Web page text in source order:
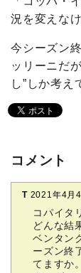
況を変えな
今シーズン
ッリーニだ
し”しか考え
コメント
T 2021年4月
コパイタ
どんな結
ベンタン
ーズン終
てますか。